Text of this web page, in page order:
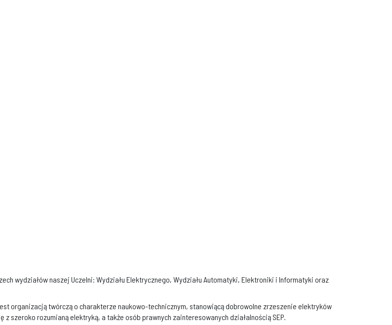
wydziałów naszej Uczelni: Wydziału Elektrycznego, Wydziału Automatyki, Elektroniki i Informatyki oraz
organizacją twórczą o charakterze naukowo-technicznym, stanowiącą dobrowolne zrzeszenie elektryków
szeroko rozumianą elektryką, a także osób prawnych zainteresowanych działalnością SEP.